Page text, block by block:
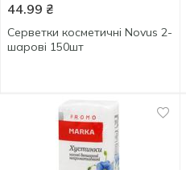
44.99 ₴
Серветки косметичні Novus 2-
шарові 150шт